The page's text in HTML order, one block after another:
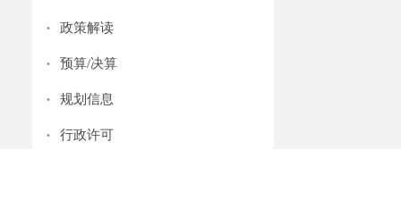
· 政策解读
· 预算/决算
· 规划信息
· 行政许可